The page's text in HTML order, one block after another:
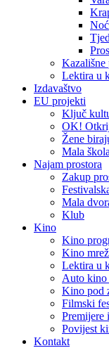
Kazališne
Lektira u
Izdavaštvo
EU projekti
Ključ
OK!
Žene
Mala
Najam prostora
Zakup
Mala
Klub
Kino
Kino
Kino
Lektira u
Auto kino
Kino pod
Filmski
Premijere
Povijest
Kontakt